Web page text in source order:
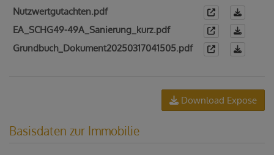
Nutzwertgutachten.pdf
EA_SCHG49-49A_Sanierung_kurz.pdf
Grundbuch_Dokument20250317041505.pdf
Download Expose
Basisdaten zur Immobilie